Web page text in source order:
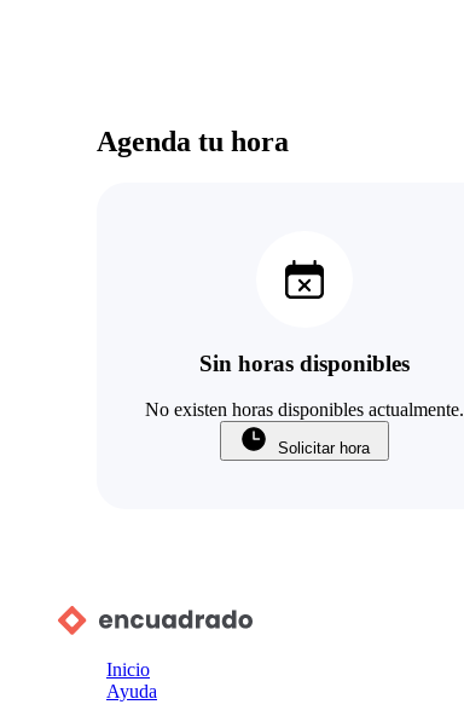
Agenda tu hora
Sin horas disponibles
No existen horas disponibles actualmente.
Solicitar hora
Inicio
Ayuda